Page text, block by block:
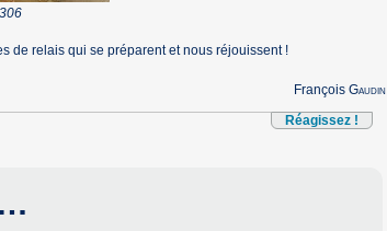
de relais qui se préparent et nous réjouissent !
FrançoisGaudin
Réagissez !